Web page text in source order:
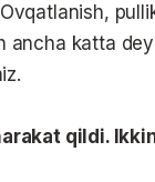
katta
qildi.